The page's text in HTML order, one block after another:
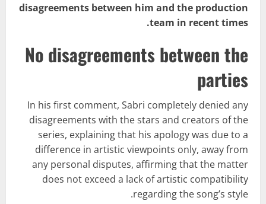
disagreements between him and the production
team in recent times.
No disagreements between the
parties
In his first comment, Sabri completely denied any
disagreements with the stars and creators of the
series, explaining that his apology was due to a
difference in artistic viewpoints only, away from
any personal disputes, affirming that the matter
does not exceed a lack of artistic compatibility
regarding the song’s style.